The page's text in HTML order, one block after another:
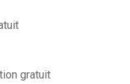
gratuit